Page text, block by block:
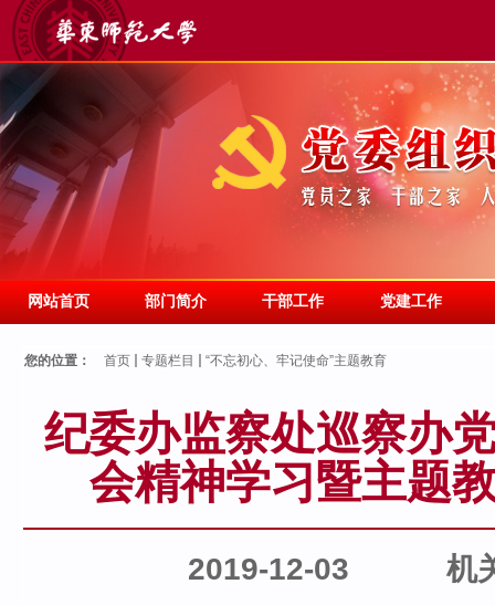
网站首页 部门简介 干部工作 党建工作
您的位置： 首页 专题栏目 “不忘初心、牢记使命”主题教育
纪委办监察处巡察办
会精神学习暨主题
2019-12-03 机